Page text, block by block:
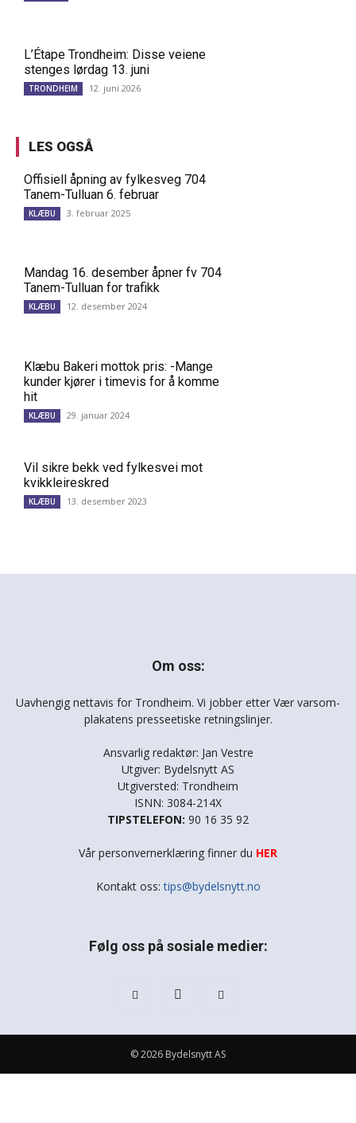
L’Étape Trondheim: Disse veiene
stenges lørdag 13. juni
TRONDHEIM 12. juni 2026
LES OGSÅ
Offisiell åpning av fylkesveg 704
Tanem-Tulluan 6. februar
KLÆBU 3. februar 2025
Mandag 16. desember åpner fv 704
Tanem-Tulluan for trafikk
KLÆBU 12. desember 2024
Klæbu Bakeri mottok pris: -Mange
kunder kjører i timevis for å komme
hit
KLÆBU 29. januar 2024
Vil sikre bekk ved fylkesvei mot
kvikkleireskred
KLÆBU 13. desember 2023
Om oss:
Uavhengig nettavis for Trondheim. Vi jobber etter Vær varsom-
plakatens presseetiske retningslinjer.
Ansvarlig redaktør: Jan Vestre
Utgiver: Bydelsnytt AS
Utgiversted: Trondheim
ISNN: 3084-214X
TIPSTELEFON: 90 16 35 92
Vår personvernerklæring finner du HER
Kontakt oss:tips@bydelsnytt.no
Følg oss på sosiale medier:
© 2026 Bydelsnytt AS